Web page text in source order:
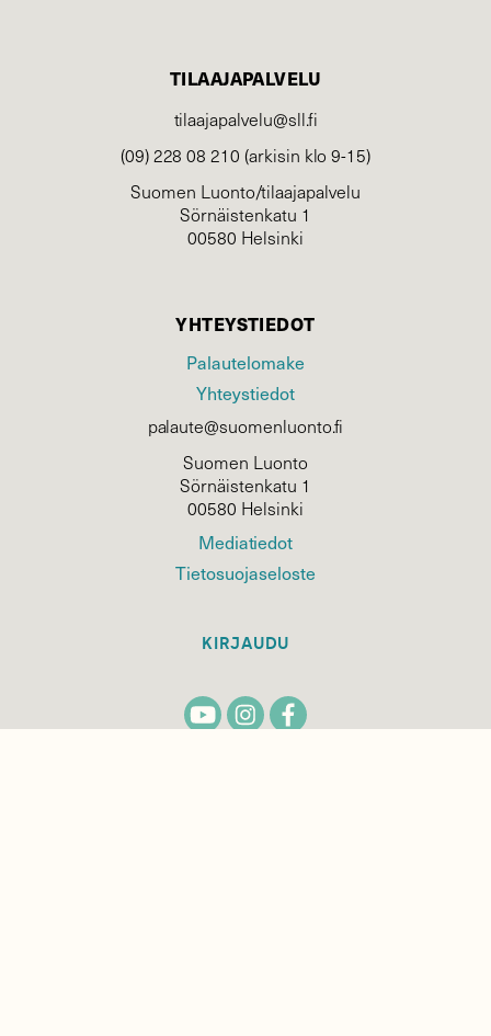
TILAAJAPALVELU
tilaajapalvelu@sll.fi
(09) 228 08 210 (arkisin klo 9-15)
Suomen Luonto/tilaajapalvelu
Sörnäistenkatu 1
00580 Helsinki
YHTEYSTIEDOT
Palautelomake
Yhteystiedot
palaute@suomenluonto.fi
Suomen Luonto
Sörnäistenkatu 1
00580 Helsinki
Mediatiedot
Tietosuojaseloste
KIRJAUDU